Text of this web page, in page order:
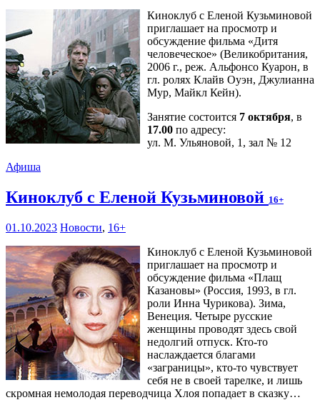
Киноклуб с Еленой Кузьминовой
приглашает на просмотр и
обсуждение фильма «Дитя
человеческое» (Великобритания,
2006 г., реж. Альфонсо Куарон, в
гл. ролях Клайв Оуэн, Джулианна
Мур, Майкл Кейн).
Занятие состоится 7 октября, в
17.00 по адресу:
ул. М. Ульяновой, 1, зал № 12
Афиша
Киноклуб с Еленой Кузьминовой 16+
01.10.2023 Новости, 16+
Киноклуб с Еленой Кузьминовой
приглашает на просмотр и
обсуждение фильма «Плащ
Казановы» (Россия, 1993, в гл.
роли Инна Чурикова). Зима,
Венеция. Четыре русские
женщины проводят здесь свой
недолгий отпуск. Кто-то
наслаждается благами
«заграницы», кто-то чувствует
себя не в своей тарелке, и лишь
скромная немолодая переводчица Хлоя попадает в сказку…